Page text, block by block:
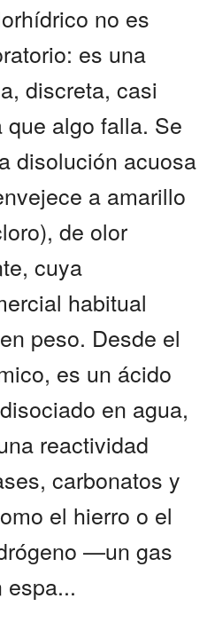
no es
es una
discreta, casi
algo falla. Se
disolución acuosa
a amarillo
de olor
cuya
habitual
peso. Desde el
es un ácido
en agua,
reactividad
carbonatos y
el hierro o el
—un gas
espa...